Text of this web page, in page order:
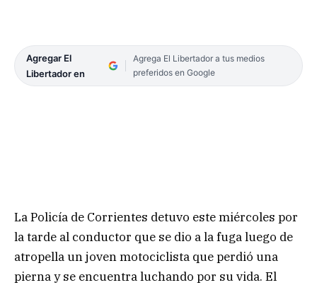
Agregar El
Libertador en
Agrega El Libertador a tus medios
preferidos en Google
La Policía de Corrientes detuvo este miércoles por
la tarde al conductor que se dio a la fuga luego de
atropella un joven motociclista que perdió una
pierna y se encuentra luchando por su vida. El